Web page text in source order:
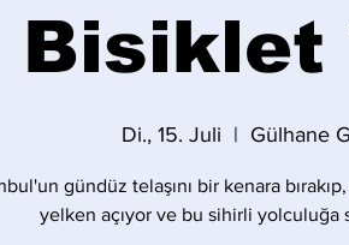
Bisiklet
Di., 15. Juli
  |
Gülhane
gündüz telaşını bir kenara
yelken açıyor ve bu sihirli yolculuğa